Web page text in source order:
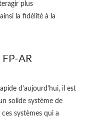
plus
la fidélité à la
AR
d’aujourd’hui, il est
solide système de
systèmes qui a